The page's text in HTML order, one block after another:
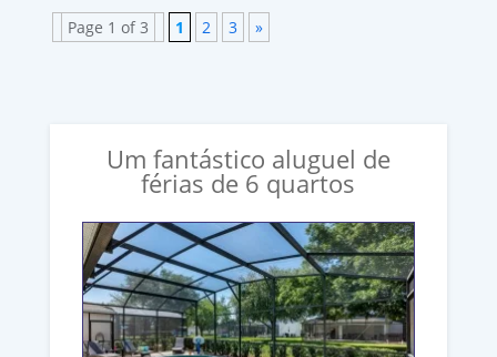
Page 1 of 3 1 2 3 »
Um fantástico aluguel de
férias de 6 quartos